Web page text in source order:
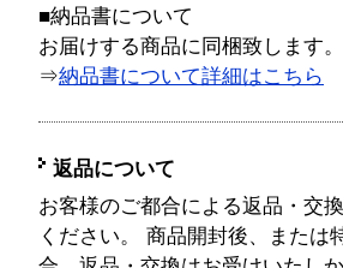
■納品書について
お届けする商品に同梱致します。
⇒納品書について詳細はこちら
返品について
お客様のご都合による返品・交
ください。 商品開封後、または